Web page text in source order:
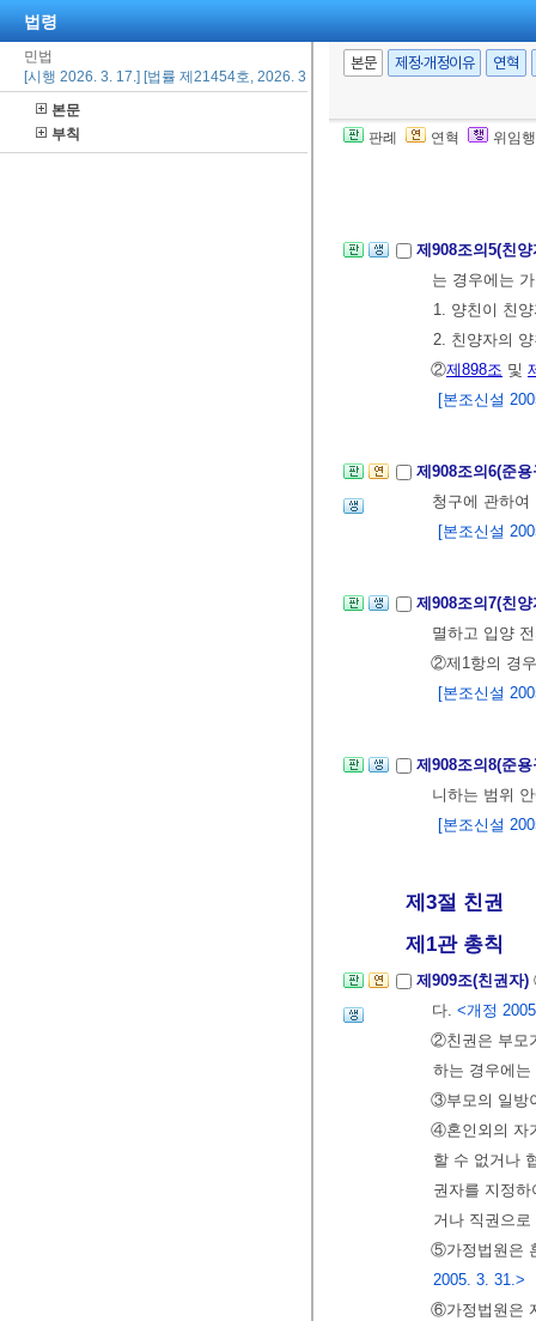
법령
민법
[시행 2026. 3. 17.] [법률 제21454호, 2026. 3. 17., 일부개정]
본문
부칙
본문 제정·개정이유 연혁
판례 연혁 위임
제908조의4(친
사실을 안 날
② 친양자 입
제908조의5(친
는 경우에는
1. 양친이 친
2. 친양자의
②제898조 및
[본조신설
제908조의6(준
청구에 관하
[본조신설
제908조의7(친
멸하고 입양
②제1항의 경
[본조신설
제908조의8(준
니하는 범위
[본조신설
제3절 친권
제1관 총칙
제909조(친권자)
다. <개정
②친권은 부모
하는 경우에
③부모의 일방
④혼인외의 자
할 수 없거나
권자를 지정
거나 직권으
⑤가정법원은
2005. 3. 31.>
⑥가정법원은